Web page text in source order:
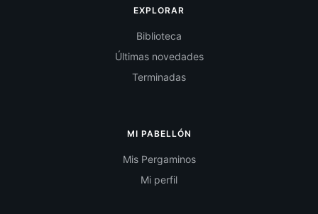
EXPLORAR
Biblioteca
Últimas novedades
Terminadas
MI PABELLÓN
Mis Pergaminos
Mi perfil